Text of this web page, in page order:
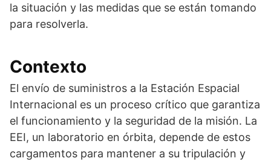
la situación y las medidas que se están tomando
para resolverla.
Contexto
El envío de suministros a la Estación Espacial
Internacional es un proceso crítico que garantiza
el funcionamiento y la seguridad de la misión. La
EEI, un laboratorio en órbita, depende de estos
cargamentos para mantener a su tripulación y